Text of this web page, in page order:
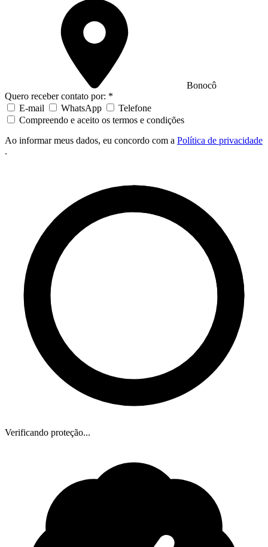
Bonocô
Quero receber contato por: *
E-mail
WhatsApp
Telefone
Compreendo e aceito os termos e condições
Ao informar meus dados, eu concordo com a Política de privacidade
.
Verificando proteção...